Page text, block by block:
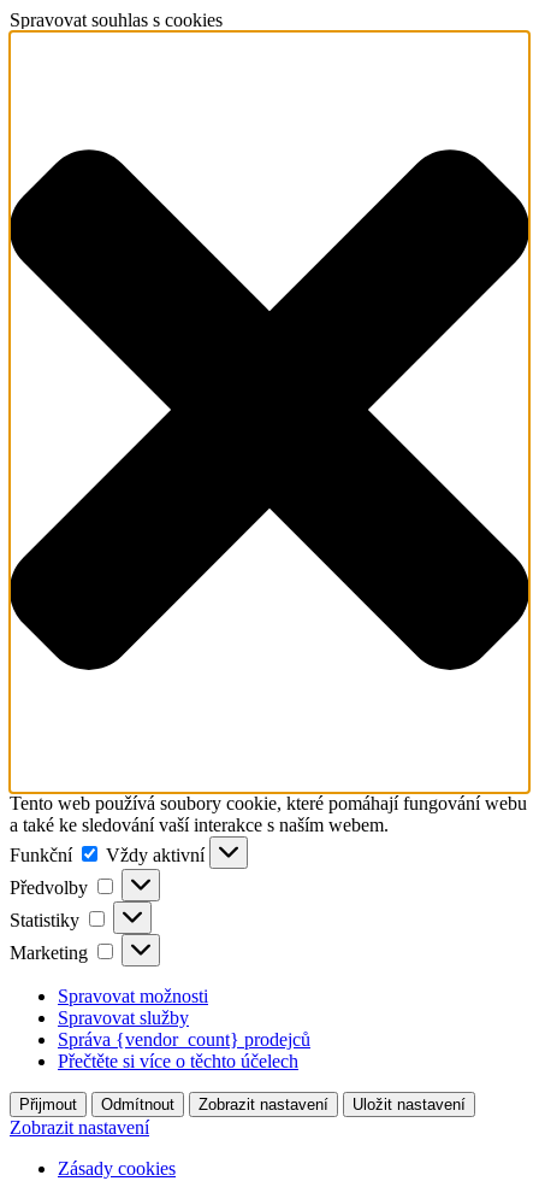
Spravovat souhlas s cookies
Tento web používá soubory cookie, které pomáhají fungování webu
a také ke sledování vaší interakce s naším webem.
Funkční
Funkční
Vždy aktivní
Předvolby
Předvolby
Statistiky Statistiky
Marketing Marketing
Spravovat možnosti
Spravovat služby
Správa {vendor_count} prodejců
Přečtěte si více o těchto účelech
Přijmout Odmítnout Zobrazit nastavení Uložit nastavení
Zobrazit nastavení
Zásady cookies